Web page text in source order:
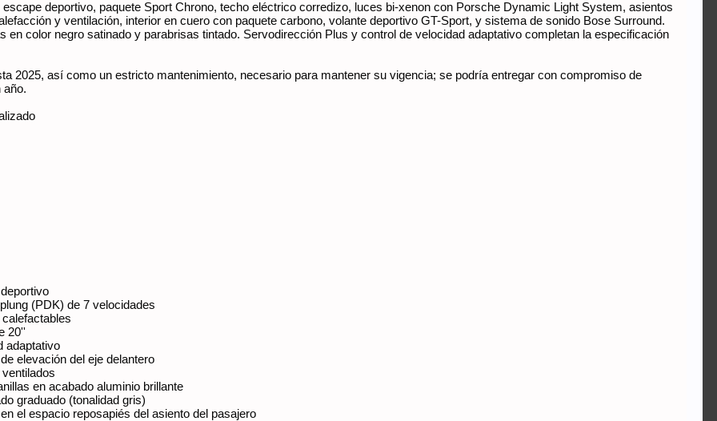
deportivo, paquete Sport Chrono, techo eléctrico corredizo, luces bi-xenon con Porsche Dynamic Light System, asientos
y ventilación, interior en cuero con paquete carbono, volante deportivo GT-Sport, y sistema de sonido Bose Surround.
en color negro satinado y parabrisas tintado. Servodirección Plus y control de velocidad adaptativo completan la especificación
2025, así como un estricto mantenimiento, necesario para mantener su vigencia; se podría entregar con compromiso de
año.
(PDK) de 7 velocidades
20''
adaptativo
elevación del eje delantero
en acabado aluminio brillante
graduado (tonalidad gris)
el espacio reposapiés del asiento del pasajero